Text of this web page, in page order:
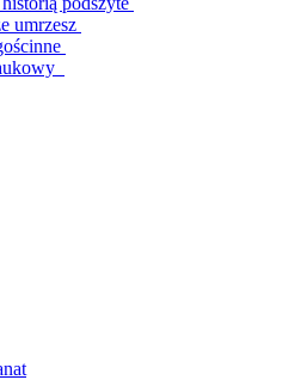
umrzesz